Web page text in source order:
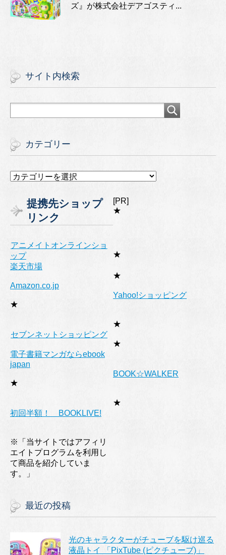
ズ』が株式会社デアゴスティ...
サイト内検索
カテゴリー
カ
リ
ー
提携先ショップ
リンク
[PR]
★
アニメイトオンラインショ
ップ
★
楽天市場
★
Amazon.co.jp
★
Yahoo!ショッピング
★
セブンネットショッピング
★
電子書籍マンガならebook
japan
★
BOOK☆WALKER
★
初回半額！ BOOKLIVE!
※「当サイトではアフィリ
エイトプログラムを利用し
て商品を紹介していま
す。」
最近の投稿
光のキャラクターがチューブを駆け巡る
液晶トイ 「PixTube (ピクチューブ)」